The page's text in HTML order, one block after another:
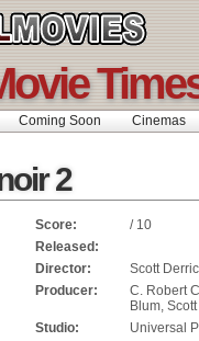
Coming Soon Cinemas
2
Score:
/ 10
Released:
Director:
Scott
Producer:
C. Robert
Blum,
Studio:
Universal